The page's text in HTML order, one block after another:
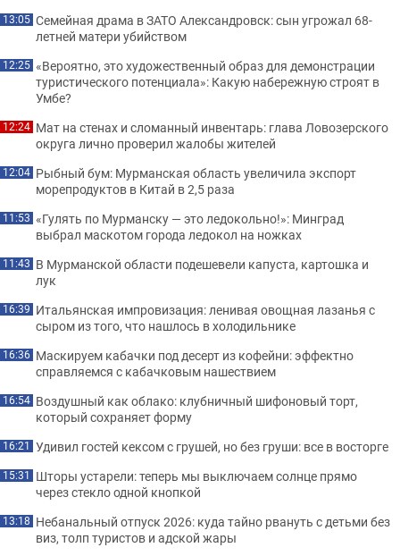
13:05 Семейная драма в ЗАТО Александровск: сын угрожал 68-
летней матери убийством
12:25 «Вероятно, это художественный образ для демонстрации
туристического потенциала»: Какую набережную строят в
Умбе?
12:24 Мат на стенах и сломанный инвентарь: глава Ловозерского
округа лично проверил жалобы жителей
12:04 Рыбный бум: Мурманская область увеличила экспорт
морепродуктов в Китай в 2,5 раза
11:53 «Гулять по Мурманску — это ледокольно!»: Минград
выбрал маскотом города ледокол на ножках
11:43 В Мурманской области подешевели капуста, картошка и
лук
16:39 Итальянская импровизация: ленивая овощная лазанья с
сыром из того, что нашлось в холодильнике
16:36 Маскируем кабачки под десерт из кофейни: эффектно
справляемся с кабачковым нашествием
16:54 Воздушный как облако: клубничный шифоновый торт,
который сохраняет форму
16:21 Удивил гостей кексом с грушей, но без груши: все в восторге
15:31 Шторы устарели: теперь мы выключаем солнце прямо
через стекло одной кнопкой
13:18 Небанальный отпуск 2026: куда тайно рвануть с детьми без
виз, толп туристов и адской жары